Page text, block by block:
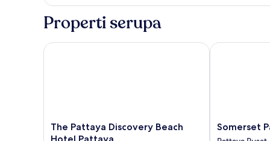
Kamar
Properti serupa
The
Pattaya
The Pattaya Discovery Beach
The Pattaya Discovery Beach Hotel Pattaya
Somerset
Pattaya
Somerset
Somerset